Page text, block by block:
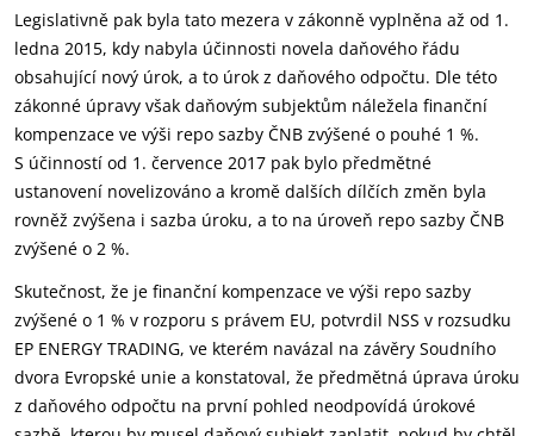
Legislativně pak byla tato mezera v zákonně vyplněna až od 1.
ledna 2015, kdy nabyla účinnosti novela daňového řádu
obsahující nový úrok, a to úrok z daňového odpočtu. Dle této
zákonné úpravy však daňovým subjektům náležela finanční
kompenzace ve výši repo sazby ČNB zvýšené o pouhé 1 %.
S účinností od 1. července 2017 pak bylo předmětné
ustanovení novelizováno a kromě dalších dílčích změn byla
rovněž zvýšena i sazba úroku, a to na úroveň repo sazby ČNB
zvýšené o 2 %.
Skutečnost, že je finanční kompenzace ve výši repo sazby
zvýšené o 1 % v rozporu s právem EU, potvrdil NSS v rozsudku
EP ENERGY TRADING, ve kterém navázal na závěry Soudního
dvora Evropské unie a konstatoval, že předmětná úprava úroku
z daňového odpočtu na první pohled neodpovídá úrokové